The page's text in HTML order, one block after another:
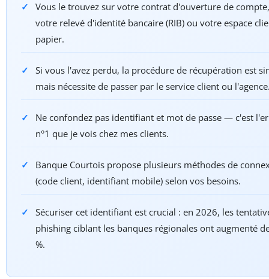
Vous le trouvez sur votre contrat d'ouverture de compte,
votre relevé d'identité bancaire (RIB) ou votre espace
papier.
Si vous l'avez perdu, la procédure de récupération est
mais nécessite de passer par le service client ou
Ne confondez pas identifiant et mot de passe — c'est
n°1 que je vois chez mes clients.
Banque Courtois propose plusieurs méthodes de
(code client, identifiant mobile) selon vos besoins.
Sécuriser cet identifiant est crucial : en 2026, les
phishing ciblant les banques régionales ont augmenté
%.